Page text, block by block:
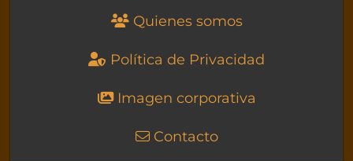
Quienes somos
Política de Privacidad
Imagen corporativa
Contacto